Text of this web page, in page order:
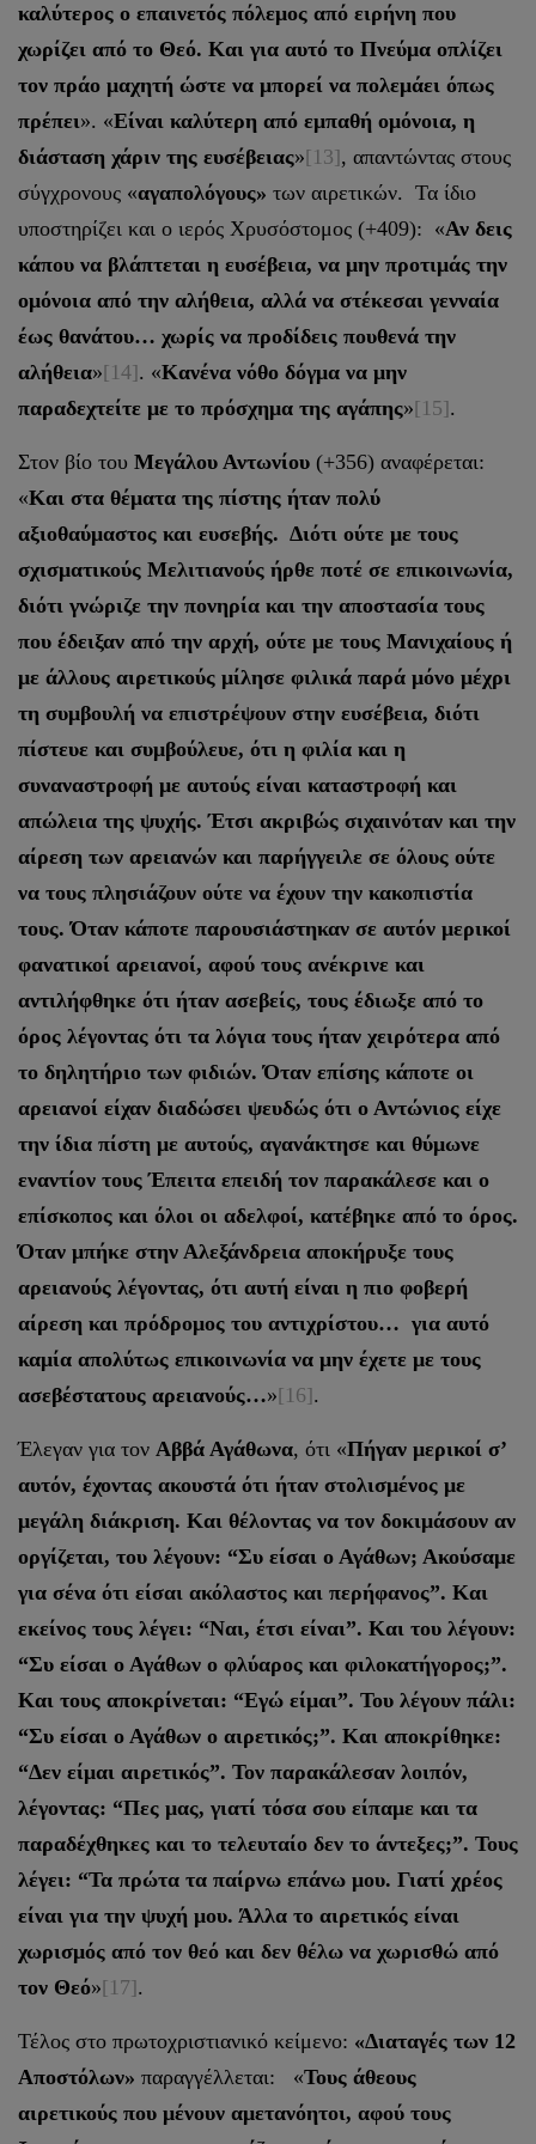
καλύτερος ο επαινετός πόλεμος από ειρήνη που
χωρίζει από το Θεό. Και για αυτό το Πνεύμα οπλίζει
τον πράο μαχητή ώστε να μπορεί να πολεμάει όπως
πρέπει». «Είναι καλύτερη από εμπαθή ομόνοια, η
διάσταση χάριν της ευσέβειας»[13], απαντώντας στους
σύγχρονους «αγαπολόγους» των αιρετικών. Τα ίδιο
υποστηρίζει και ο ιερός Χρυσόστομος (+409): «Αν δεις
κάπου να βλάπτεται η ευσέβεια, να μην προτιμάς την
ομόνοια από την αλήθεια, αλλά να στέκεσαι γενναία
έως θανάτου… χωρίς να προδίδεις πουθενά την
αλήθεια»[14]. «Κανένα νόθο δόγμα να μην
παραδεχτείτε με το πρόσχημα της αγάπης»[15].
Στον βίο του Μεγάλου Αντωνίου (+356) αναφέρεται:
«Και στα θέματα της πίστης ήταν πολύ
αξιοθαύμαστος και ευσεβής. Διότι ούτε με τους
σχισματικούς Μελιτιανούς ήρθε ποτέ σε επικοινωνία,
διότι γνώριζε την πονηρία και την αποστασία τους
που έδειξαν από την αρχή, ούτε με τους Μανιχαίους ή
με άλλους αιρετικούς μίλησε φιλικά παρά μόνο μέχρι
τη συμβουλή να επιστρέψουν στην ευσέβεια, διότι
πίστευε και συμβούλευε, ότι η φιλία και η
συναναστροφή με αυτούς είναι καταστροφή και
απώλεια της ψυχής. Έτσι ακριβώς σιχαινόταν και την
αίρεση των αρειανών και παρήγγειλε σε όλους ούτε
να τους πλησιάζουν ούτε να έχουν την κακοπιστία
τους. Όταν κάποτε παρουσιάστηκαν σε αυτόν μερικοί
φανατικοί αρειανοί, αφού τους ανέκρινε και
αντιλήφθηκε ότι ήταν ασεβείς, τους έδιωξε από το
όρος λέγοντας ότι τα λόγια τους ήταν χειρότερα από
το δηλητήριο των φιδιών. Όταν επίσης κάποτε οι
αρειανοί είχαν διαδώσει ψευδώς ότι ο Αντώνιος είχε
την ίδια πίστη με αυτούς, αγανάκτησε και θύμωνε
εναντίον τους Έπειτα επειδή τον παρακάλεσε και ο
επίσκοπος και όλοι οι αδελφοί, κατέβηκε από το όρος.
Όταν μπήκε στην Αλεξάνδρεια αποκήρυξε τους
αρειανούς λέγοντας, ότι αυτή είναι η πιο φοβερή
αίρεση και πρόδρομος του αντιχρίστου… για αυτό
καμία απολύτως επικοινωνία να μην έχετε με τους
ασεβέστατους αρειανούς…»[16].
Έλεγαν για τον Αββά Αγάθωνα, ότι «Πήγαν μερικοί σ’
αυτόν, έχοντας ακουστά ότι ήταν στολισμένος με
μεγάλη διάκριση. Και θέλοντας να τον δοκιμάσουν αν
οργίζεται, του λέγουν: “Συ είσαι ο Αγάθων; Ακούσαμε
για σένα ότι είσαι ακόλαστος και περήφανος”. Και
εκείνος τους λέγει: “Ναι, έτσι είναι”. Και του λέγουν:
“Συ είσαι ο Αγάθων ο φλύαρος και φιλοκατήγορος;”.
Και τους αποκρίνεται: “Εγώ είμαι”. Του λέγουν πάλι:
“Συ είσαι ο Αγάθων ο αιρετικός;”. Και αποκρίθηκε:
“Δεν είμαι αιρετικός”. Τον παρακάλεσαν λοιπόν,
λέγοντας: “Πες μας, γιατί τόσα σου είπαμε και τα
παραδέχθηκες και το τελευταίο δεν το άντεξες;”. Τους
λέγει: “Τα πρώτα τα παίρνω επάνω μου. Γιατί χρέος
είναι για την ψυχή μου. Άλλα το αιρετικός είναι
χωρισμός από τον θεό και δεν θέλω να χωρισθώ από
τον Θεό»[17].
Τέλος στo πρωτοχριστιανικό κείμενο: «Διαταγές των 12
Αποστόλων» παραγγέλλεται: «Τους άθεους
αιρετικούς που μένουν αμετανόητοι, αφού τους